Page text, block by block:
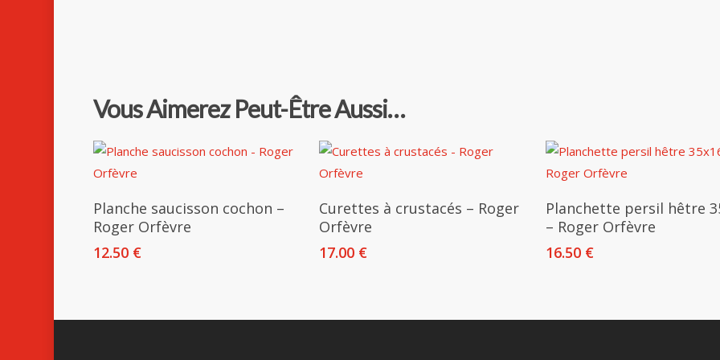
Vous Aimerez Peut-Être Aussi…
Ajouter Au Panier
Planche saucisson cochon –
Roger Orfèvre
12.50 €
Ajouter Au Panier
Curettes à crustacés – Roger
Orfèvre
17.00 €
Ajouter Au Panier
Planchette persil hêtre
– Roger Orfèvre
16.50 €